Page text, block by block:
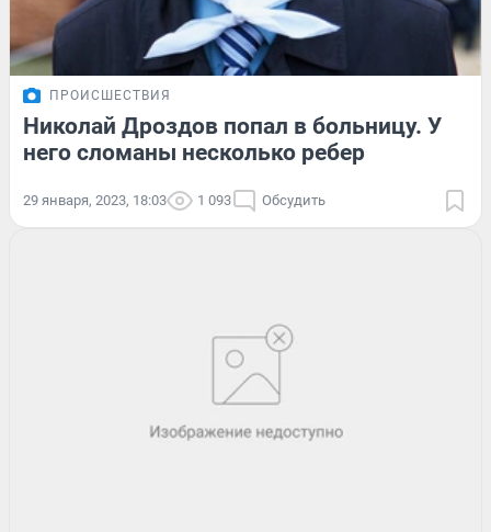
ПРОИСШЕСТВИЯ
Николай Дроздов попал в больницу. У
него сломаны несколько ребер
29 января, 2023, 18:03 1 093 Обсудить